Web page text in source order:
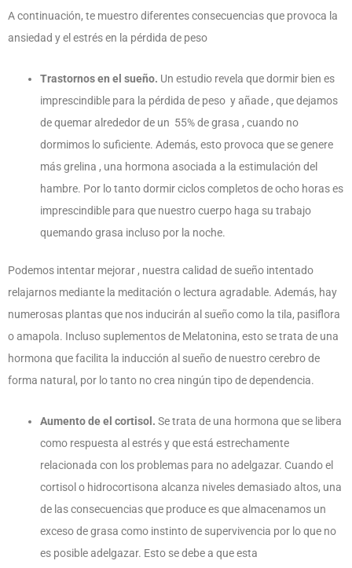
A continuación, te muestro diferentes consecuencias que provoca la
ansiedad y el estrés en la pérdida de peso
Trastornos en el sueño. Un estudio revela que dormir bien es
imprescindible para la pérdida de peso y añade , que dejamos
de quemar alrededor de un 55% de grasa , cuando no
dormimos lo suficiente. Además, esto provoca que se genere
más grelina , una hormona asociada a la estimulación del
hambre. Por lo tanto dormir ciclos completos de ocho horas es
imprescindible para que nuestro cuerpo haga su trabajo
quemando grasa incluso por la noche.
Podemos intentar mejorar , nuestra calidad de sueño intentado
relajarnos mediante la meditación o lectura agradable. Además, hay
numerosas plantas que nos inducirán al sueño como la tila, pasiflora
o amapola. Incluso suplementos de Melatonina, esto se trata de una
hormona que facilita la inducción al sueño de nuestro cerebro de
forma natural, por lo tanto no crea ningún tipo de dependencia.
Aumento de el cortisol. Se trata de una hormona que se libera
como respuesta al estrés y que está estrechamente
relacionada con los problemas para no adelgazar. Cuando el
cortisol o hidrocortisona alcanza niveles demasiado altos, una
de las consecuencias que produce es que almacenamos un
exceso de grasa como instinto de supervivencia por lo que no
es posible adelgazar. Esto se debe a que esta